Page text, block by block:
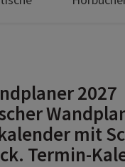
2027
mit
Termin-